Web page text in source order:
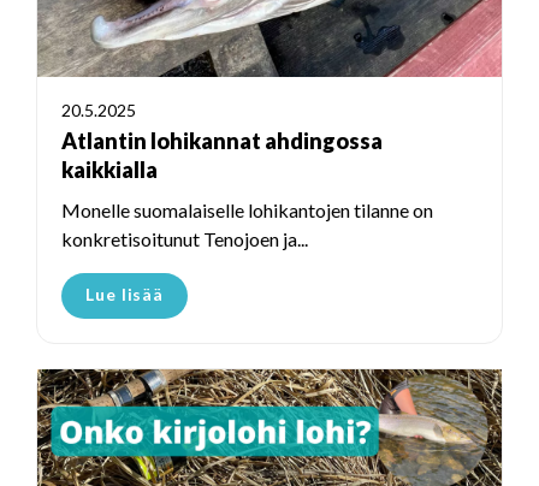
20.5.2025
Atlantin lohikannat ahdingossa
kaikkialla
Monelle suomalaiselle lohikantojen tilanne on
konkretisoitunut Tenojoen ja...
Lue lisää